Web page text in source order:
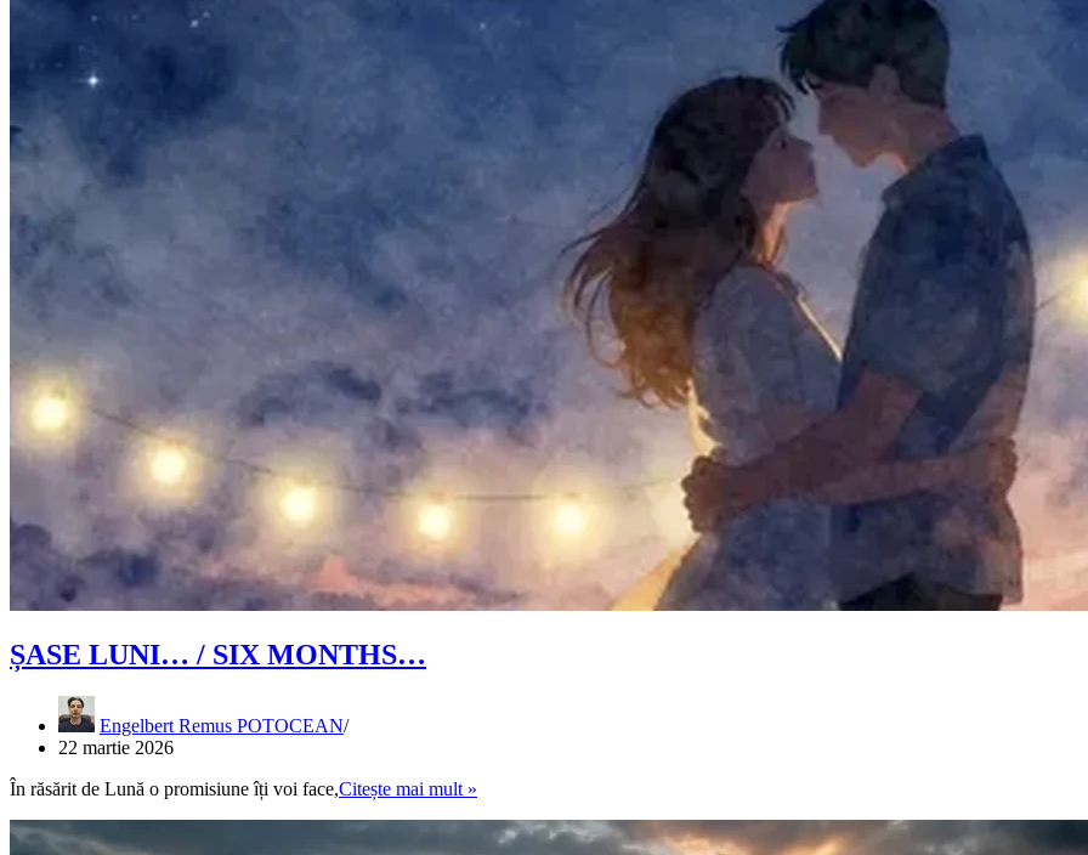
ȘASE LUNI… / SIX MONTHS…
Engelbert Remus POTOCEAN
22 martie 2026
În răsărit de Lună o promisiune îți voi face,Citește mai mult »